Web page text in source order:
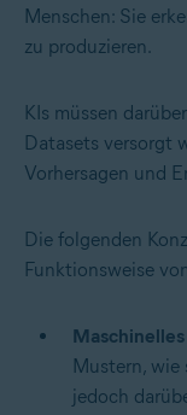
Menschen: Sie
zu produzieren.
KIs müssen
Datasets versorgt
Vorhersagen und
Die folgenden
Funktionsweise
Mustern,
jedoch